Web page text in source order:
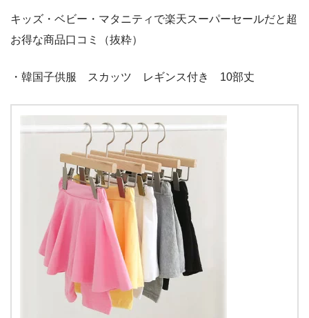
キッズ・ベビー・マタニティで楽天スーパーセールだと超
お得な商品口コミ（抜粋）
・韓国子供服 スカッツ レギンス付き 10部丈